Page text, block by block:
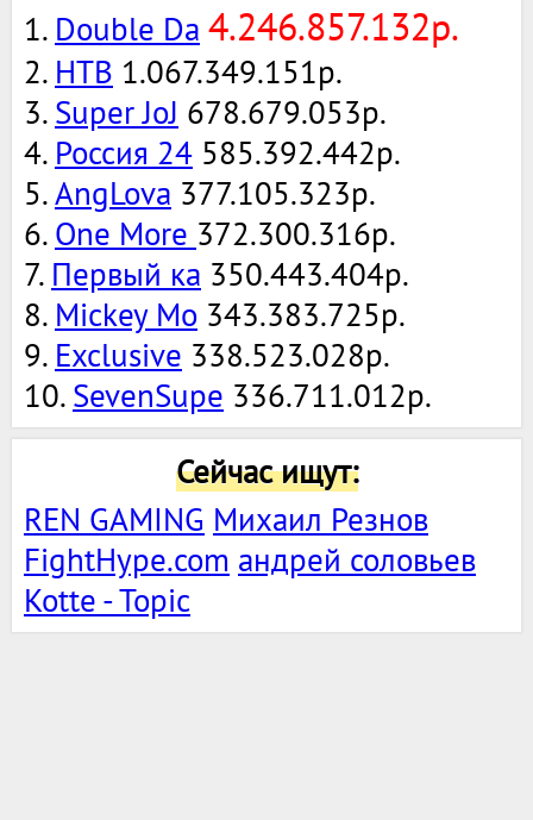
1. Double Da 4.246.857.132р.
2. НТВ 1.067.349.151р.
3. Super JoJ 678.679.053р.
4. Россия 24 585.392.442р.
5.AngLova 377.105.323р.
6. One More 372.300.316р.
7. Первый ка 350.443.404р.
8. Mickey Mo 343.383.725р.
9. Exclusive 338.523.028р.
10. SevenSupe 336.711.012р.
Сейчас ищут:
REN GAMING Михаил Резнов
FightHype.com андрей соловьев
Kotte - Topic